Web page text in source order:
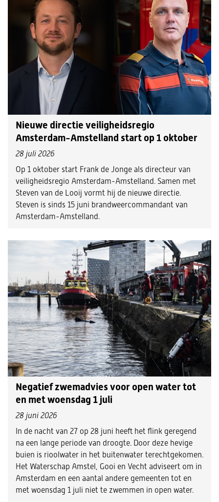
Nieuwe directie veiligheidsregio
Amsterdam-Amstelland start op 1 oktober
28 juli 2026
Op 1 oktober start Frank de Jonge als directeur van
veiligheidsregio Amsterdam-Amstelland. Samen met
Steven van de Looij vormt hij de nieuwe directie.
Steven is sinds 15 juni brandweercommandant van
Amsterdam-Amstelland.
Negatief zwemadvies voor open water tot
en met woensdag 1 juli
28 juni 2026
In de nacht van 27 op 28 juni heeft het flink geregend
na een lange periode van droogte. Door deze hevige
buien is rioolwater in het buitenwater terechtgekomen.
Het Waterschap Amstel, Gooi en Vecht adviseert om in
Amsterdam en een aantal andere gemeenten tot en
met woensdag 1 juli niet te zwemmen in open water.